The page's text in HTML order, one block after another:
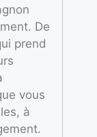
De
prend
vous
à